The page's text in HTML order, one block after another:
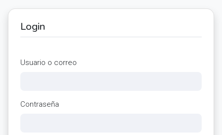
Login
Usuario o correo
Contraseña